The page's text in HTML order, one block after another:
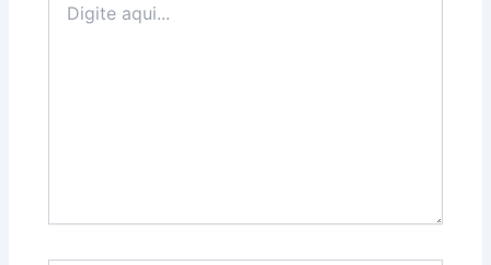
aqui...